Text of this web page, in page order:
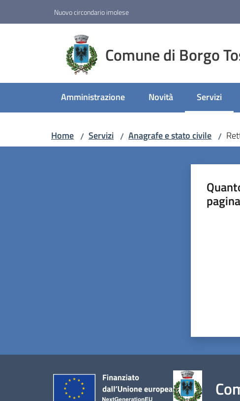
Nuovo circondario imolese
Comune di Borgo
Amministrazione Novità Servizi
Menu
Home / Servizi / Anagrafe e stato civile /